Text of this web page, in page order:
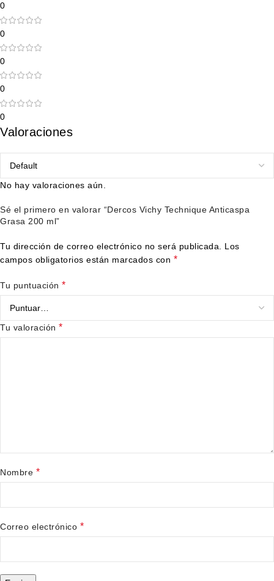
0
0
0
0
0
Valoraciones
No hay valoraciones aún.
Sé el primero en valorar “Dercos Vichy Technique Anticaspa
Grasa 200 ml”
Tu dirección de correo electrónico no será publicada.
Los
campos obligatorios están marcados con *
Tu puntuación *
Tu valoración *
Nombre *
Correo electrónico *